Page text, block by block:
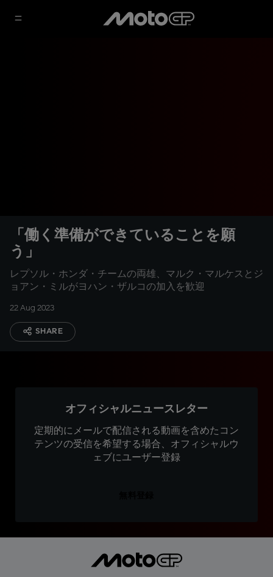
「働く準備ができていることを願
う」
レプソル・ホンダ・チームの両雄、マルク・マルケスとジ
ョアン・ミルがヨハン・ザルコの加入を歓迎
22 Aug 2023
SHARE
オフィシャルニュースレター
定期的にメールで配信される動画を含めたコン
テンツの受信を希望する場合、オフィシャルウ
ェブにユーザー登録